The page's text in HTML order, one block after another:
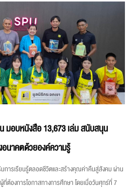
มอบหนังสือ 13,673 เล่ม สนับสนุน
อนาคตด้วยองค์ความรู้
การเรียนรู้ตลอดชีวิตและสร้างคุณค่าคืนสู่สังคม ผ่าน
ต้องการโอกาสทางการศึกษา โดยเมื่อวันศุกร์ที่ 7